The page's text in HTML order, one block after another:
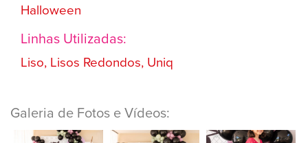
Halloween
Linhas Utilizadas:
Liso, Lisos Redondos, Uniq
Galeria de Fotos e Vídeos: